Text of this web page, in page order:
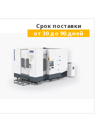
Cрок поставки
от 30 до 90 дней